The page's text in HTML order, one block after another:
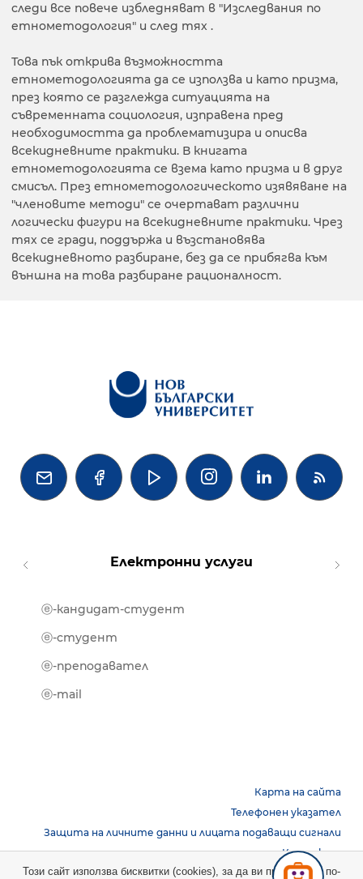
следи все повече избледняват в "Изследвания по
етнометодология" и след тях .
Това пък открива възможността
етнометодологията да се използва и като призма,
през която се разглежда ситуацията на
съвременната социология, изправена пред
необходимостта да проблематизира и описва
всекидневните практики. В книгата
етнометодологията се взема като призма и в друг
смисъл. През етнометодологическото изявяване на
"членовите методи" се очертават различни
логически фигури на всекидневните практики. Чрез
тях се гради, поддържа и възстановява
всекидневното разбиране, без да се прибягва към
външна на това разбиране рационалност.
   
Електронни услуги
ⓔ-кандидат-студент
ⓔ-студент
ⓔ-преподавател
ⓔ-mail
Карта на сайта
Телефонен указател
Защита на личните данни и лицата подаващи сигнали
Контакти
Този сайт използва бисквитки (cookies), за да ви предостави по-